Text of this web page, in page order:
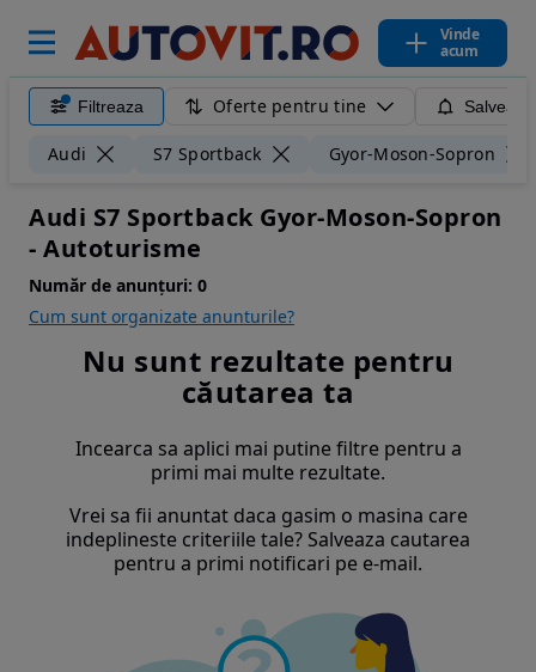
Vinde
acum
Filtreaza Oferte pentru tine
Audi S7 Sportback Gyor-Moson-Sopron
Audi S7 Sportback Gyor-Moson-Sopron
- Autoturisme
Număr de anunțuri: 0
Cum sunt organizate anunturile?
Nu sunt rezultate pentru
căutarea ta
Incearca sa aplici mai putine filtre pentru a
primi mai multe rezultate.
Vrei sa fii anuntat daca gasim o masina care
indeplineste criteriile tale? Salveaza cautarea
pentru a primi notificari pe e-mail.